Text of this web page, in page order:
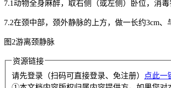
7.1动物全身麻醉，取右侧（或左侧）卧位，消毒
7.2在颈中部，颈外静脉的上方，做一长约3cm
图2游离颈静脉
资源链接
请先登录（扫码可直接登录、免注册）
点此一